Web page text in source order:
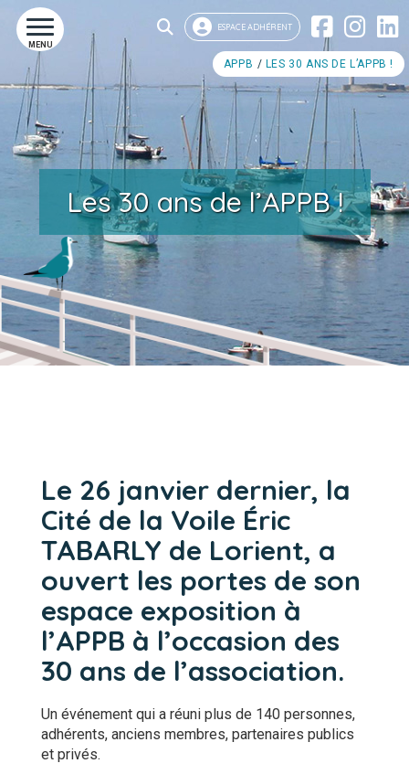
MENU
ESPACE ADHÉRENT
APPB LES 30 ANS DE L’APPB !
Les 30 ans de l’APPB !
Le 26 janvier dernier, la
Cité de la Voile Éric
TABARLY de Lorient, a
ouvert les portes de son
espace exposition à
l’APPB à l’occasion des
30 ans de l’association.
Un événement qui a réuni plus de 140 personnes,
adhérents, anciens membres, partenaires publics
et privés.